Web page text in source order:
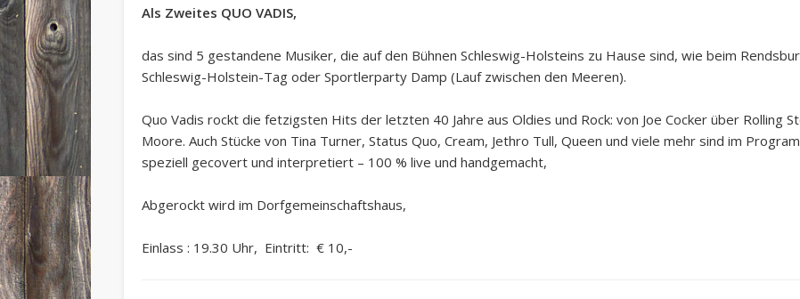
Als Zweites QUO VADIS,
das sind 5 gestandene Musiker, die auf den Bühnen Schleswig-Holsteins zu Hause sind, wie beim
Schleswig-Holstein-Tag oder Sportlerparty Damp (Lauf zwischen den Meeren).
Quo Vadis rockt die fetzigsten Hits der letzten 40 Jahre aus Oldies und Rock: von Joe Cocker über Rolling
Moore. Auch Stücke von Tina Turner, Status Quo, Cream, Jethro Tull, Queen und viele mehr sind im
speziell gecovert und interpretiert – 100 % live und handgemacht,
Abgerockt wird im Dorfgemeinschaftshaus,
Einlass : 19.30 Uhr, Eintritt: € 10,-